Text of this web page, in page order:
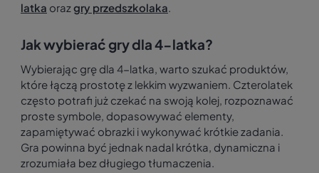
latka orazgry przedszkolaka.
Jak wybierać gry dla 4-latka?
Wybierając grę dla 4-latka, warto szukać produktów,
które łączą prostotę z lekkim wyzwaniem. Czterolatek
często potrafi już czekać na swoją kolej, rozpoznawać
proste symbole, dopasowywać elementy,
zapamiętywać obrazki i wykonywać krótkie zadania.
Gra powinna być jednak nadal krótka, dynamiczna i
zrozumiała bez długiego tłumaczenia.